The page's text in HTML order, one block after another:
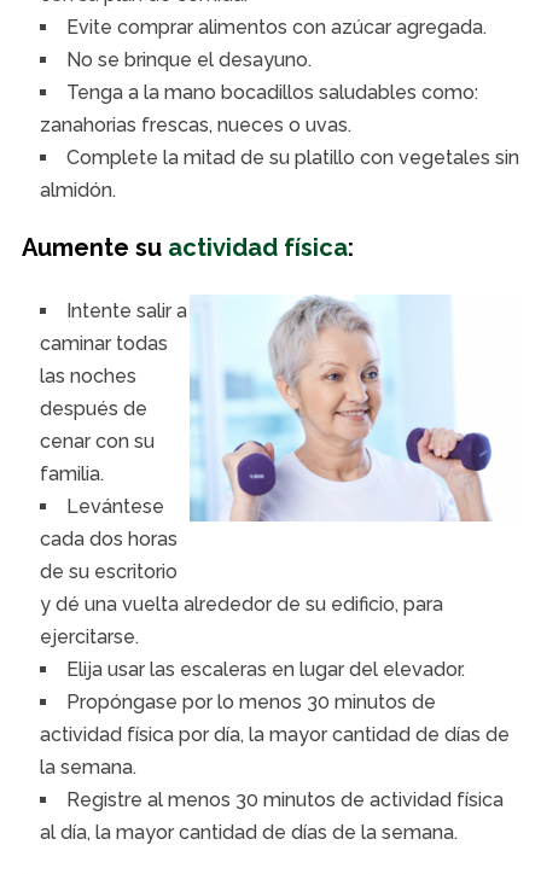
Evite comprar alimentos con azúcar agregada.
No se brinque el desayuno.
Tenga a la mano bocadillos saludables como:
zanahorias frescas, nueces o uvas.
Complete la mitad de su platillo con vegetales sin
almidón.
Aumente su actividad física:
Intente salir a
caminar todas
las noches
después de
cenar con su
familia.
Levántese
cada dos horas
de su escritorio
y dé una vuelta alrededor de su edificio, para
ejercitarse.
Elija usar las escaleras en lugar del elevador.
Propóngase por lo menos 30 minutos de
actividad física por día, la mayor cantidad de días de
la semana.
Registre al menos 30 minutos de actividad física
al día, la mayor cantidad de días de la semana.